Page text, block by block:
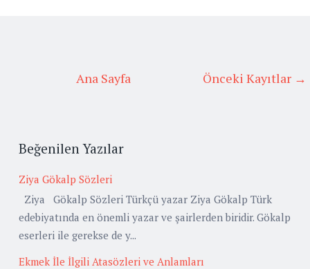
Önceki Kayıtlar →
Ana Sayfa
Beğenilen Yazılar
Ziya Gökalp Sözleri
Ziya Gökalp Sözleri Türkçü yazar Ziya Gökalp Türk
edebiyatında en önemli yazar ve şairlerden biridir. Gökalp
eserleri ile gerekse de y...
Ekmek İle İlgili Atasözleri ve Anlamları